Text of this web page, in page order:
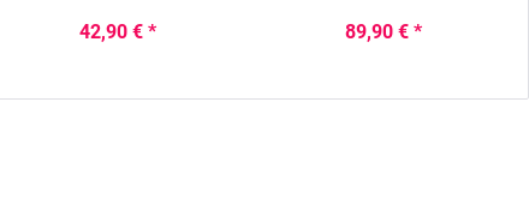
42,90 € * 89,90 € *